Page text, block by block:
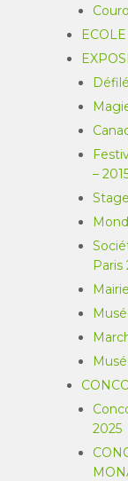
ECOLE
–
Paris
2025